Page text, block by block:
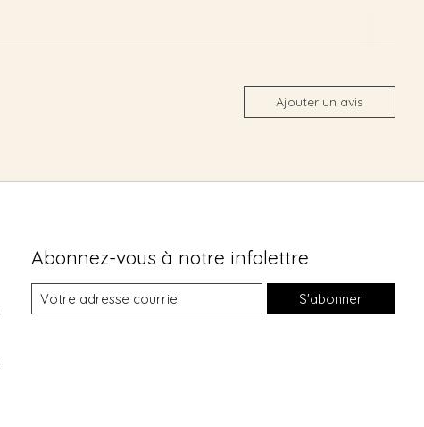
Ajouter un avis
Abonnez-vous à notre infolettre
S'abonner